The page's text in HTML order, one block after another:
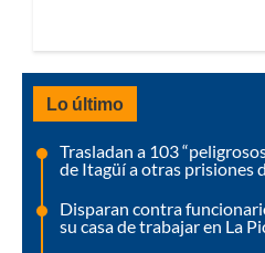
Lo último
Trasladan a 103
de Itagüí a otras prisiones
Disparan contra
su casa de trabajar en La